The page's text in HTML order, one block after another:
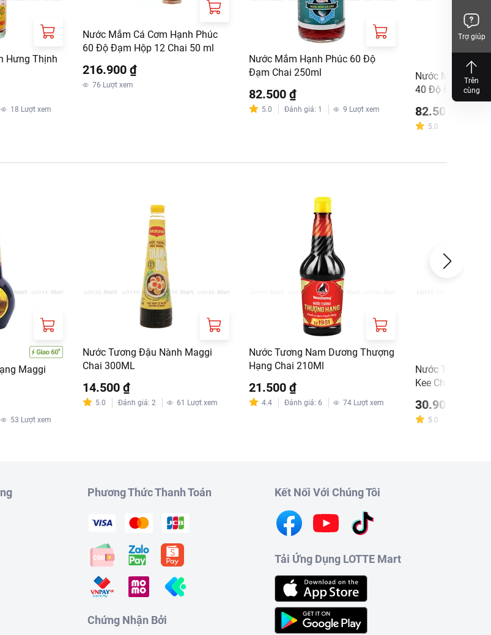
Hưng Thịnh
18 Lượt xem
Nước Mắm Cá Cơm Hạnh Phúc
60 Độ Đạm Hộp 12 Chai 50 ml
216.900 ₫
76 Lượt xem
Nước Mắm Hạnh Phúc 60 Độ
Đạm Chai 250ml
82.500 ₫
5.0 Đánh giá: 1 9 Lượt xem
Nước Mắm
40 Độ Đạm
82.500 ₫
5.0
Maggi
53 Lượt xem
Nước Tương Đậu Nành Maggi
Chai 300ML
14.500 ₫
5.0 Đánh giá: 2 61 Lượt xem
Nước Tương Nam Dương Thượng
Hạng Chai 210Ml
21.500 ₫
4.4 Đánh giá: 6 74 Lượt xem
Nước Tương
Kee Chai 500ml
30.900 ₫
5.0
Phương Thức Thanh Toán
Chứng Nhận Bởi
Kết Nối Với Chúng Tôi
Tải Ứng Dụng LOTTE Mart
Trợ giúp
Trên
cùng